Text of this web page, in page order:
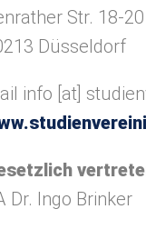
Str. 18-20
Düsseldorf
info [at]
Dr. Ingo Brinker